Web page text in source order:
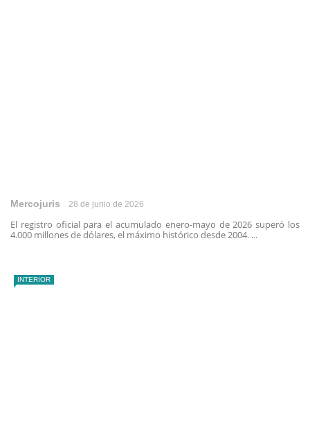
Mercojuris 28 de junio de 2026
El registro oficial para el acumulado enero-mayo de 2026 superó los
4.000 millones de dólares, el máximo histórico desde 2004. ...
INTERIOR